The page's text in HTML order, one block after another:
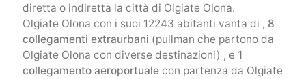
diretta o indiretta la città di Olgiate Olona.
Olgiate Olona con i suoi 12243 abitanti vanta di , 8
collegamenti extraurbani (pullman che partono da
Olgiate Olona con diverse destinazioni) , e 1
collegamento aeroportualecon partenza da Olgiate